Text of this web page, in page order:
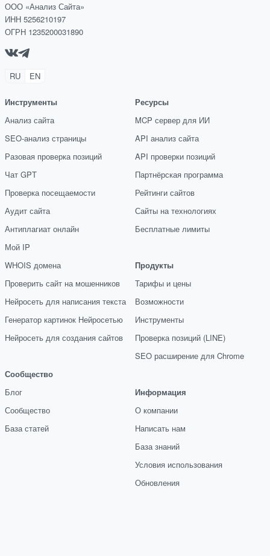
ООО «Анализ Сайта»
ИНН 5256210197
ОГРН 1235200031890
RU EN
Инструменты
Анализ сайта
SEO-анализ страницы
Разовая проверка позиций
Чат GPT
Проверка посещаемости
Аудит сайта
Антиплагиат онлайн
Мой IP
WHOIS домена
Проверить сайт на мошенников
Нейросеть для написания текста
Генератор картинок Нейросетью
Нейросеть для создания сайтов
Сообщество
Блог
Сообщество
База статей
Ресурсы
MCP сервер для ИИ
API анализ сайта
API проверки позиций
Партнёрская программа
Рейтинги сайтов
Сайты на технологиях
Бесплатные лимиты
Продукты
Тарифы и цены
Возможности
Инструменты
Проверка позиций (LINE)
SEO расширение для Chrome
Информация
О компании
Написать нам
База знаний
Условия использования
Обновления